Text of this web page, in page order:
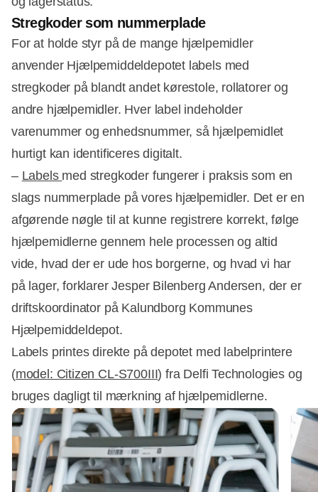
Stregkoder som nummerplade
For at holde styr på de mange hjælpemidler
anvender Hjælpemiddeldepotet labels med
stregkoder på blandt andet kørestole, rollatorer og
andre hjælpemidler. Hver label indeholder
varenummer og enhedsnummer, så hjælpemidlet
hurtigt kan identificeres digitalt.
– Labels med stregkoder fungerer i praksis som en
slags nummerplade på vores hjælpemidler. Det er en
afgørende nøgle til at kunne registrere korrekt, følge
hjælpemidlerne gennem hele processen og altid
vide, hvad der er ude hos borgerne, og hvad vi har
på lager, forklarer Jesper Bilenberg Andersen, der er
driftskoordinator på Kalundborg Kommunes
Hjælpemiddeldepot.
Labels printes direkte på depotet med labelprintere
(model: Citizen CL‑S700III) fra Delfi Technologies og
bruges dagligt til mærkning af hjælpemidlerne.